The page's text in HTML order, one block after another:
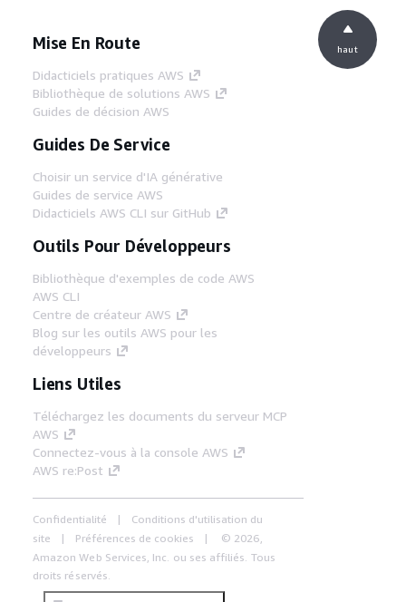
Mise En Route
Didacticiels pratiques AWS
Bibliothèque de solutions AWS
Guides de décision AWS
Guides De Service
Choisir un service d'IA générative
Guides de service AWS
Didacticiels AWS CLI sur GitHub
Outils Pour Développeurs
Bibliothèque d'exemples de code AWS
AWS CLI
Centre de créateur AWS
Blog sur les outils AWS pour les
développeurs
Liens Utiles
Téléchargez les documents du serveur MCP
AWS
Connectez-vous à la console AWS
AWS re:Post
Confidentialité
Conditions d'utilisation du
site
Préférences de cookies
© 2026,
Amazon Web Services, Inc. ou ses affiliés. Tous
droits réservés.
haut